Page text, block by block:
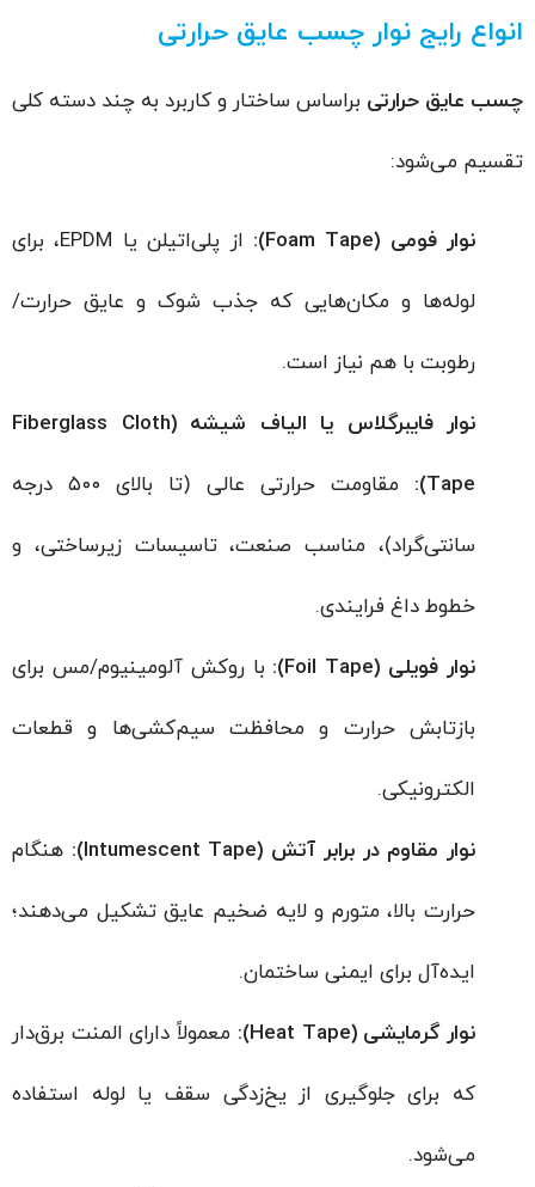
انواع رایج نوار چسب عایق حرارتی
چسب عایق حرارتیبراساس ساختار و کاربرد به چند دسته کلی
تقسیم می‌شود:
نوار فومی (Foam Tape): از پلی‌اتیلن یا EPDM، برای
لوله‌ها و مکان‌هایی که جذب شوک و عایق حرارت/
رطوبت با هم نیاز است.
نوار فایبرگلاس یا الیاف شیشه (Fiberglass Cloth
Tape): مقاومت حرارتی عالی (تا بالای ۵۰۰ درجه
سانتی‌گراد)، مناسب صنعت، تاسیسات زیرساختی، و
خطوط داغ فرایندی.
نوار فویلی (Foil Tape): با روکش آلومینیوم/مس برای
بازتابش حرارت و محافظت سیم‌کشی‌ها و قطعات
الکترونیکی.
نوار مقاوم در برابر آتش (Intumescent Tape): هنگام
حرارت بالا، متورم و لایه ضخیم عایق تشکیل می‌دهند؛
ایده‌آل برای ایمنی ساختمان.
نوار گرمایشی (Heat Tape): معمولاً دارای المنت برق‌دار
که برای جلوگیری از یخ‌زدگی سقف یا لوله استفاده
می‌شود.